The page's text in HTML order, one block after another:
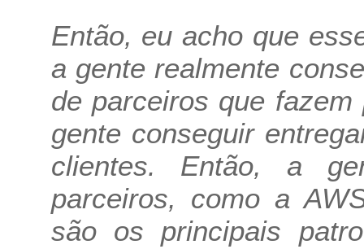
Então, eu acho que
a gente realmente
de parceiros que
gente conseguir
clientes. Então, a
parceiros, como a
são os principais